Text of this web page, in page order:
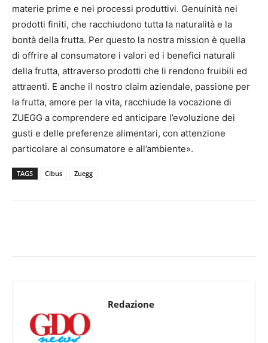
materie prime e nei processi produttivi. Genuinità nei
prodotti finiti, che racchiudono tutta la naturalità e la
bontà della frutta. Per questo la nostra mission è quella
di offrire al consumatore i valori ed i benefici naturali
della frutta, attraverso prodotti che li rendono fruibili ed
attraenti. E anche il nostro claim aziendale, passione per
la frutta, amore per la vita, racchiude la vocazione di
ZUEGG a comprendere ed anticipare l’evoluzione dei
gusti e delle preferenze alimentari, con attenzione
particolare al consumatore e all’ambiente».
TAGS Cibus Zuegg
Redazione